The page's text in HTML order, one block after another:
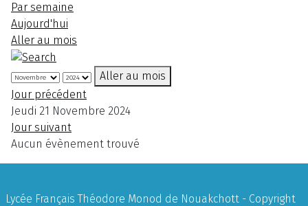
Par semaine
Aujourd'hui
Aller au mois
Aller au mois
Jour précédent
Jeudi 21 Novembre 2024
Jour suivant
Aucun évènement trouvé
Lycée Français Théodore Monod de Nouakchott - Copyright